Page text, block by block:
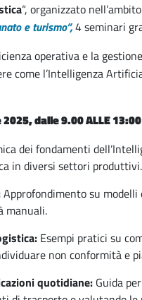
“, organizzato
e turismo”,4 seminari
operativa e la
come l’Intelligenza
dalle 9.00 ALLE
dei fondamenti
in diversi settori produttivi.
Approfondimento su
manuali.
Esempi pratici su
non conformità e
quotidiane: Guida